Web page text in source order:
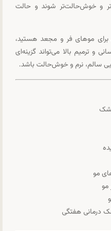
و خوش‌حالت‌تر شوند و حالت
برای موهای فر و مجعد هستید،
و ترمیم بالا می‌تواند گزینه‌ای
سالم، نرم و خوش‌حالت باشد.
مو
درمانی هفتگی